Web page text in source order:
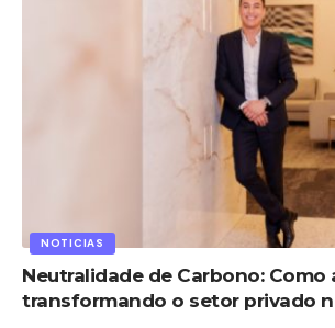
NOTICIAS
Neutralidade de Carbono: Como
transformando o setor privado